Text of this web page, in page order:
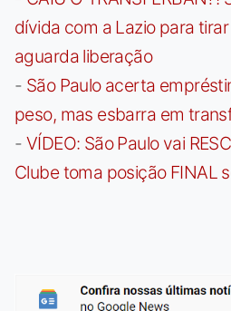
dívida com a Lazio para
aguarda liberação
- São Paulo acerta
peso, mas esbarra em
- VÍDEO: São Paulo vai
Clube toma posição FINAL